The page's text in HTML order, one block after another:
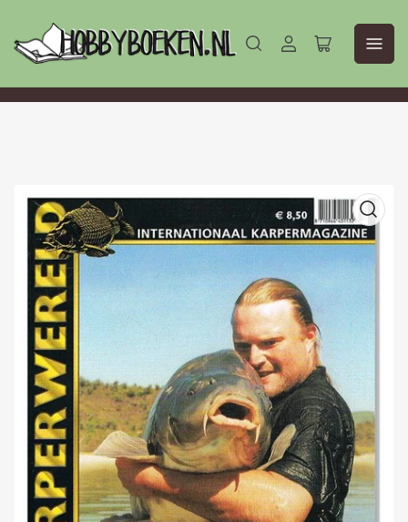
Aanmelden
Mini-
winkelwagen
openen
Media
openen
1
in
dialoogvenster